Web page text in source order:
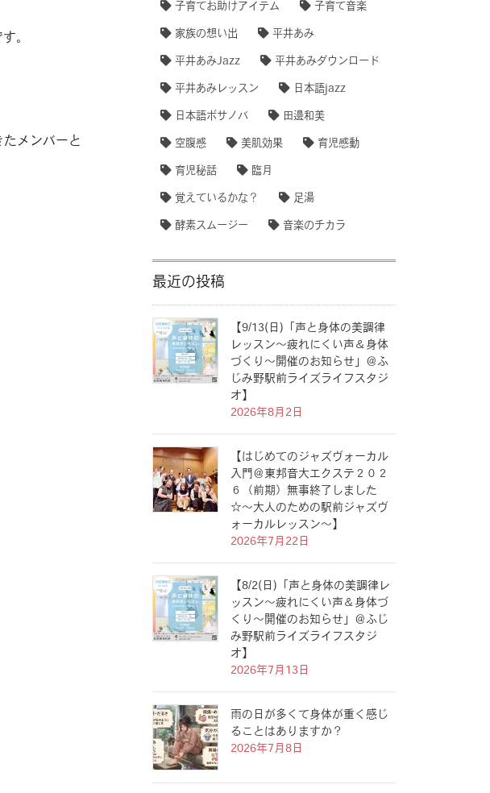
。
メンバーと
子育てお助けアイテム 子育て音楽
家族の想い出 平井あみ
平井あみJazz 平井あみダウンロード
平井あみレッスン 日本語jazz
日本語ボサノバ 田邊和美
空腹感 美肌効果 育児感動
育児秘話 臨月
覚えているかな？ 足湯
酵素スムージー 音楽のチカラ
最近の投稿
【9/13(日)「声と身体の美調律
レッスン〜疲れにくい声＆身体
づくり〜開催のお知らせ」＠ふ
じみ野駅前ライズライフスタジ
オ】
2026年8月2日
【はじめてのジャズヴォーカル
入門＠東邦音大エクステ２０２
６（前期）無事終了しました
☆〜大人のための駅前ジャズヴ
ォーカルレッスン〜】
2026年7月22日
【8/2(日)「声と身体の美調律レ
ッスン〜疲れにくい声＆身体づ
くり〜開催のお知らせ」＠ふじ
み野駅前ライズライフスタジ
オ】
2026年7月13日
雨の日が多くて身体が重く感じ
ることはありますか？
2026年7月8日